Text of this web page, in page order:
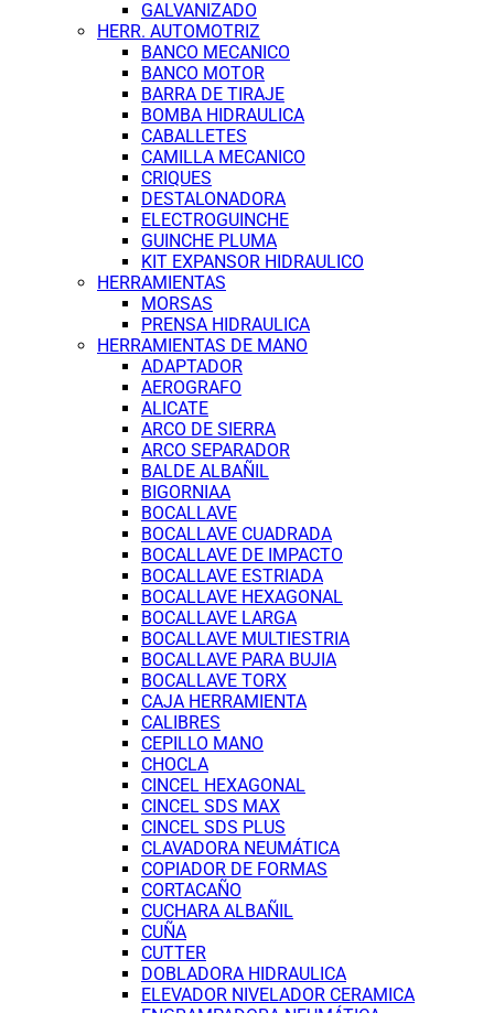
GALVANIZADO
HERR. AUTOMOTRIZ
BANCO MECANICO
BANCO MOTOR
BARRA DE TIRAJE
BOMBA HIDRAULICA
CABALLETES
CAMILLA MECANICO
CRIQUES
DESTALONADORA
ELECTROGUINCHE
GUINCHE PLUMA
KIT EXPANSOR HIDRAULICO
HERRAMIENTAS
MORSAS
PRENSA HIDRAULICA
HERRAMIENTAS DE MANO
ADAPTADOR
AEROGRAFO
ALICATE
ARCO DE SIERRA
ARCO SEPARADOR
BALDE ALBAÑIL
BIGORNIAA
BOCALLAVE
BOCALLAVE CUADRADA
BOCALLAVE DE IMPACTO
BOCALLAVE ESTRIADA
BOCALLAVE HEXAGONAL
BOCALLAVE LARGA
BOCALLAVE MULTIESTRIA
BOCALLAVE PARA BUJIA
BOCALLAVE TORX
CAJA HERRAMIENTA
CALIBRES
CEPILLO MANO
CHOCLA
CINCEL HEXAGONAL
CINCEL SDS MAX
CINCEL SDS PLUS
CLAVADORA NEUMÁTICA
COPIADOR DE FORMAS
CORTACAÑO
CUCHARA ALBAÑIL
CUÑA
CUTTER
DOBLADORA HIDRAULICA
ELEVADOR NIVELADOR CERAMICA